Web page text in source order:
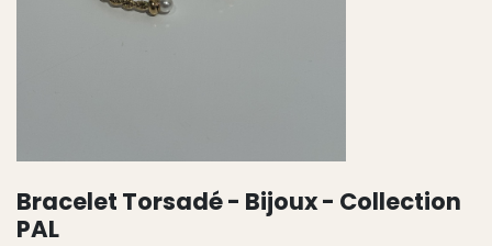
Bracelet Torsadé - Bijoux - Collection
PAL